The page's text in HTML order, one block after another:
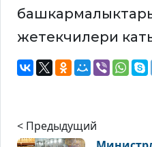
жетекчилери
< Предыдущий